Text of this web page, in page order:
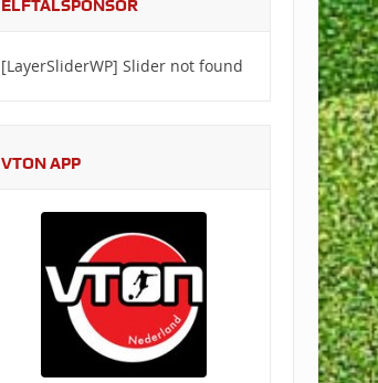
ELFTALSPONSOR
[LayerSliderWP] Slider not found
VTON APP